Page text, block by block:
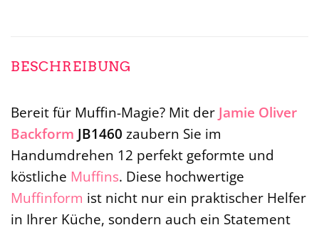
BESCHREIBUNG
Bereit für Muffin-Magie? Mit der Jamie Oliver
Backform JB1460 zaubern Sie im
Handumdrehen 12 perfekt geformte und
köstliche Muffins. Diese hochwertige
Muffinform ist nicht nur ein praktischer Helfer
in Ihrer Küche, sondern auch ein Statement